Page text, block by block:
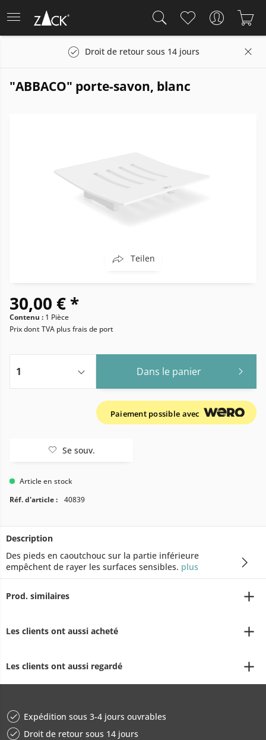
Droit de retour sous 14 jours
"ABBACO" porte-savon, blanc
Teilen
30,00 € *
Contenu : 1 Pièce
Prix dont TVA plus frais de port
Dans le panier
Paiement possible avec
Se souv.
Article en stock
Réf. d'article :
40839
Description
Des pieds en caoutchouc sur la partie inférieure
empêchent de rayer les surfaces sensibles. plus
Prod. similaires
Les clients ont aussi acheté
Les clients ont aussi regardé
Expédition sous 3-4 jours ouvrables
Droit de retour sous 14 jours